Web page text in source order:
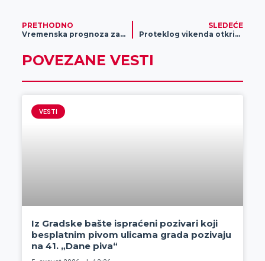
PRETHODNO
Vremenska prognoza za 18. februar
SLEDEĆE
Proteklog vikenda otkriveno i sankcionisano 230 prekršaja, iz saobraćaja isključeno 17 vozača
POVEZANE VESTI
VESTI
Iz Gradske bašte ispraćeni pozivari koji
besplatnim pivom ulicama grada pozivaju
na 41. „Dane piva“